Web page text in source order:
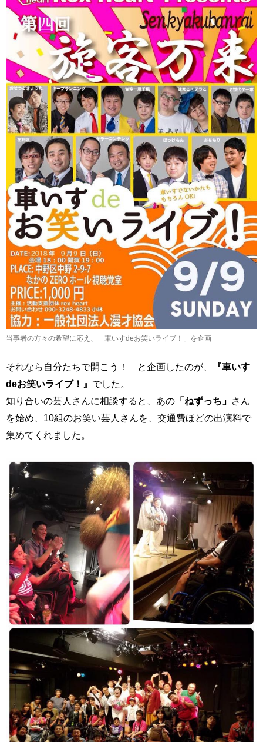
当事者の方々の希望に応え、「車いすdeお笑いライブ！」を企画
それなら自分たちで開こう！ と企画したのが、
『車いす
deお笑いライブ！』 でした。
知り合いの芸人さんに相談すると、あの 「ねずっち」 さん
を始め、10組のお笑い芸人さんを、交通費ほどの出演料で
集めてくれました。